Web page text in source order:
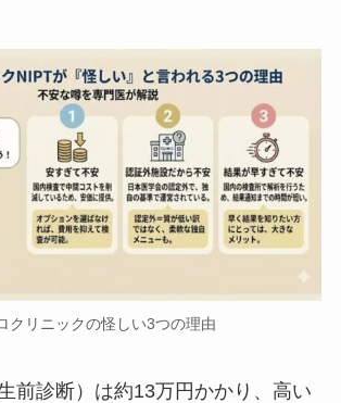
クリニックの怪しい3つの理由
前診断）は約13万円かかり、高い